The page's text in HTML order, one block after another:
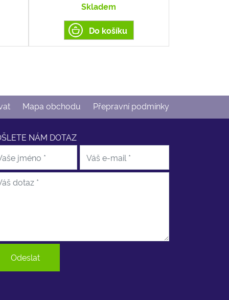
Skladem
Do košíku
Mapa obchodu Přepravní podmínky
NÁM DOTAZ
Odeslat